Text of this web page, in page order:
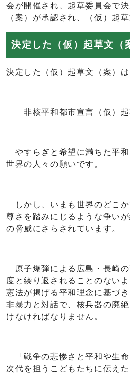
会が開催され、起草委員会で
（案）が承認され、（仮）起
決定した（仮）起草文（
決定した（仮）起草文（案）
非核平和都市宣言（仮）起
やすらぎと希望に満ちた平和
世界の人々の願いです。
しかし、いまも世界のどこ
尊さを踏みにじるような争い
の脅威にさらされています。
原子爆弾による広島・長崎
度と繰り返されることのない
憲法が掲げる平和理念に基づ
非暴力と対話で、核兵器の廃
けなければなりません。
「戦争の悲惨さと平和や生命
次代を担うこどもたちに伝えた